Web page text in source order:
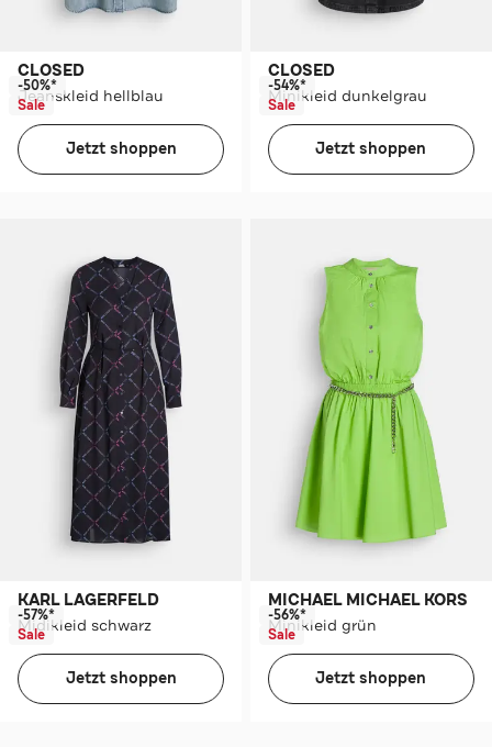
CLOSED
Jeanskleid hellblau
-50%*
Sale
Jetzt shoppen
CLOSED
Minikleid dunkelgrau
-54%*
Sale
Jetzt shoppen
KARL LAGERFELD
Midikleid schwarz
-57%*
Sale
Jetzt shoppen
MICHAEL MICHAEL KORS
Minikleid grün
-56%*
Sale
Jetzt shoppen